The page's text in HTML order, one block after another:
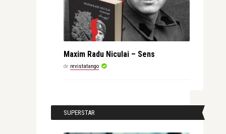
Maxim Radu Niculai – Sens
de revistatango
SUPERSTAR